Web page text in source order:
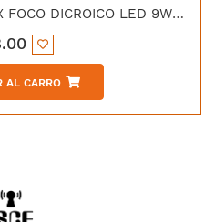
[OP-GU10ZY-9W] OPALUX FOCO DICROICO LED 9W 185-264VAC GU10 LUZ BLANCA
AL CARRO